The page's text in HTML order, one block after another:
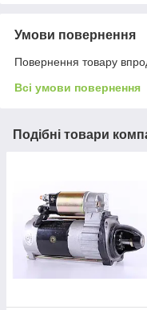
Умови повернення
Повернення товару
Всі умови повернення
Подібні товари